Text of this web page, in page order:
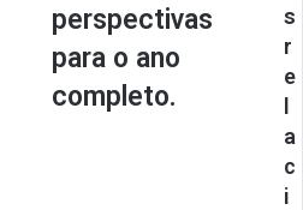
perspectivas
para o ano
completo.
s
r
e
a
c
i